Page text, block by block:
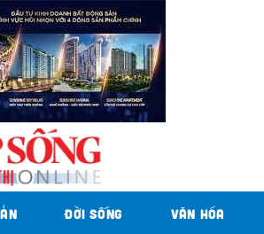
ĐỜI SỐNG VĂN HÓA